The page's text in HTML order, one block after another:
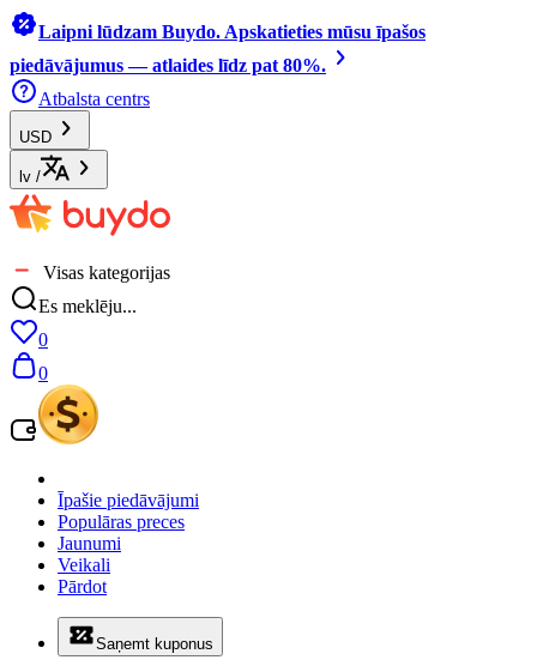
Laipni lūdzam Buydo. Apskatieties mūsu īpašos
piedāvājumus — atlaides līdz pat 80%.
Atbalsta centrs
USD
lv /
Visas kategorijas
Es meklēju...
0
0
Īpašie piedāvājumi
Populāras preces
Jaunumi
Veikali
Pārdot
Saņemt kuponus